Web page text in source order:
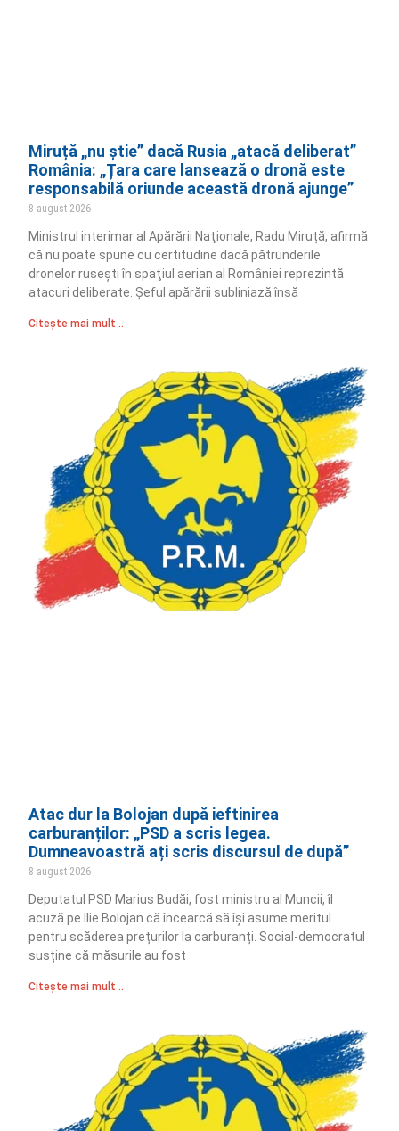
Miruță „nu știe” dacă Rusia „atacă deliberat”
România: „Țara care lansează o dronă este
responsabilă oriunde această dronă ajunge”
8 august 2026
Ministrul interimar al Apărării Naţionale, Radu Miruță, afirmă
că nu poate spune cu certitudine dacă pătrunderile
dronelor ruseşti în spaţiul aerian al României reprezintă
atacuri deliberate. Șeful apărării subliniază însă
Citește mai mult ..
Atac dur la Bolojan după ieftinirea
carburanților: „PSD a scris legea.
Dumneavoastră ați scris discursul de după”
8 august 2026
Deputatul PSD Marius Budăi, fost ministru al Muncii, îl
acuză pe Ilie Bolojan că încearcă să își asume meritul
pentru scăderea prețurilor la carburanți. Social-democratul
susține că măsurile au fost
Citește mai mult ..